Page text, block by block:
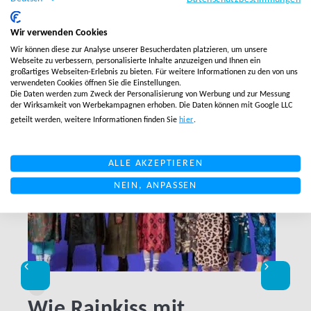
Verwandte Beiträge
LINK BTN
Wir verwenden Cookies
Wir können diese zur Analyse unserer Besucherdaten platzieren, um unsere
Webseite zu verbessern, personalisierte Inhalte anzuzeigen und Ihnen ein
großartiges Webseiten-Erlebnis zu bieten. Für weitere Informationen zu den von uns
verwendeten Cookies öffnen Sie die Einstellungen.
Die Daten werden zum Zweck der Personalisierung von Werbung und zur Messung
der Wirksamkeit von Werbekampagnen erhoben. Die Daten können mit Google LLC
geteilt werden, weitere Informationen finden Sie hier.
ALLE AKZEPTIEREN
NEIN, ANPASSEN